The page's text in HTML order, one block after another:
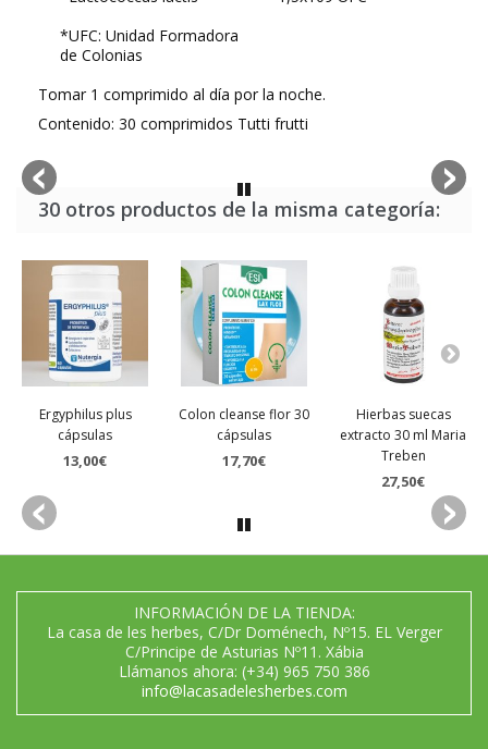
*UFC: Unidad Formadora
de Colonias
Tomar 1 comprimido al día por la noche.
Contenido: 30 comprimidos Tutti frutti
30 otros productos de la misma categoría:
Ergyphilus plus
cápsulas
13,00€
Colon cleanse flor 30
cápsulas
17,70€
Hierbas suecas
extracto 30 ml Maria
Treben
27,50€
INFORMACIÓN DE LA TIENDA:
La casa de les herbes, C/Dr Doménech, Nº15. EL Verger
C/Principe de Asturias Nº11. Xábia
Llámanos ahora: (+34) 965 750 386
info@lacasadelesherbes.com